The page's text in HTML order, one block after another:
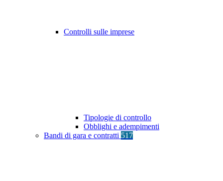
Controlli sulle imprese
Tipologie di controllo
Obblighi e adempimenti
Bandi di gara e contratti 517